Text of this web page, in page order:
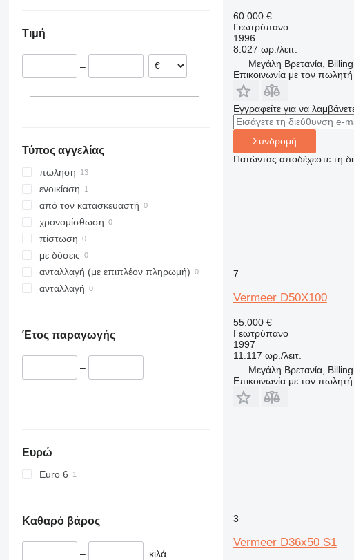
Πολωνία
Γερμανία
Τιμή
–
Τύπος αγγελίας
πώληση
ενοικίαση
από τον κατασκευαστή
χρονομίσθωση
πίστωση
με δόσεις
ανταλλαγή (με επιπλέον πληρωμή)
ανταλλαγή
Έτος παραγωγής
–
Ευρώ
Euro 6
Καθαρό βάρος
– κιλά
60.000 €
Γεωτρύπανο
1996
8.027 ωρ./λειτ.
Μεγάλη Βρετανία,
Επικοινωνία με τον πωλητή
Εγγραφείτε για να
Συνδρομή
Πατώντας αποδέχεστε τη
7
Vermeer D50X100
55.000 €
Γεωτρύπανο
1997
11.117 ωρ./λειτ.
Μεγάλη Βρετανία,
Επικοινωνία με τον πωλητή
3
Vermeer D36x50 S1